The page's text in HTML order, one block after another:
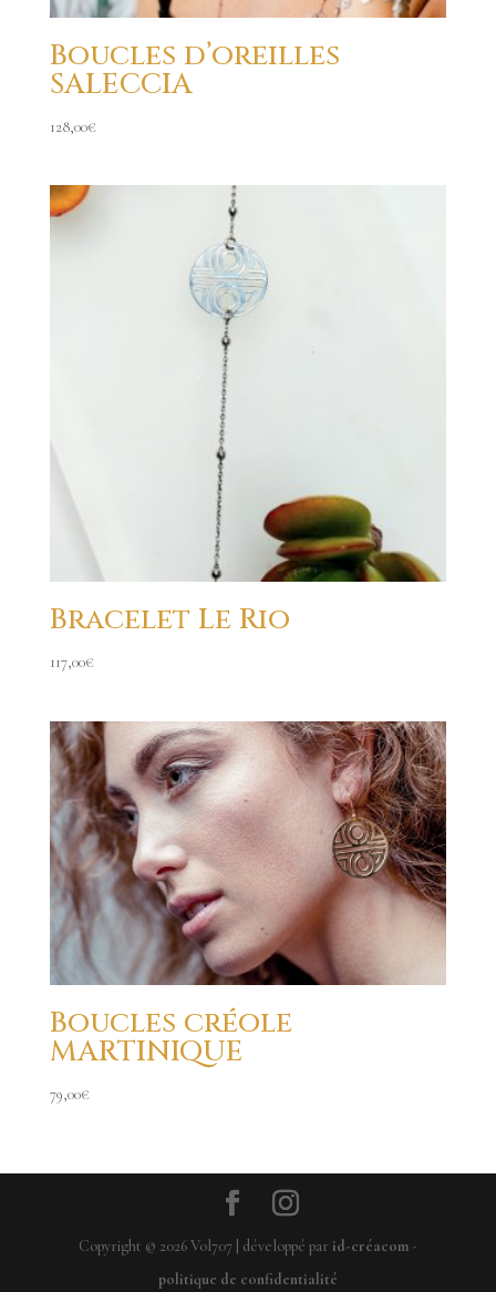
Boucles d’oreilles
SALECCIA
128,00€
Bracelet Le Rio
117,00€
Boucles créole
MARTINIQUE
79,00€
Copyright © 2026Vol707 | développé par id-créacom-
politique de confidentialité